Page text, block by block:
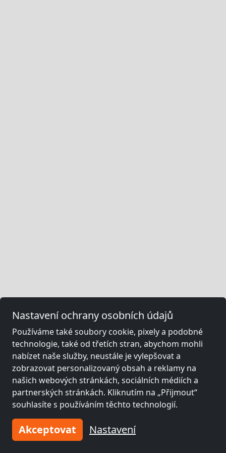
Nastavení ochrany osobních údajů
Používáme také soubory cookie, pixely a podobné
technologie, také od třetích stran, abychom mohli
nabízet naše služby, neustále je vylepšovat a
zobrazovat personalizovaný obsah a reklamy na
našich webových stránkách, sociálních médiích a
partnerských stránkách. Kliknutím na „Přijmout“
souhlasíte s používáním těchto technologií.
Akceptovat Nastavení